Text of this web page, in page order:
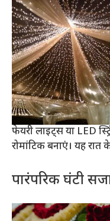
फेयरी लाइट्स या LED
रोमांटिक बनाएं। यह
पारंपरिक घंटी